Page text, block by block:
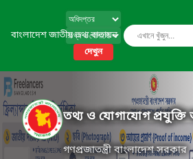
বাংলাদেশ জাতীয় তথ্য বাতায়ন
দেখুন
তথ্য ও যোগাযোগ প্রযুক্তি
গণপ্রজাতন্ত্রী বাংলাদেশ সরকার